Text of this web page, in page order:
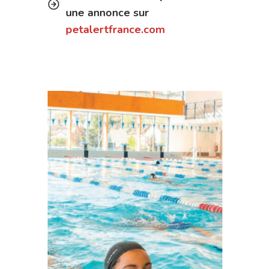
une annonce sur
petalertfrance.com